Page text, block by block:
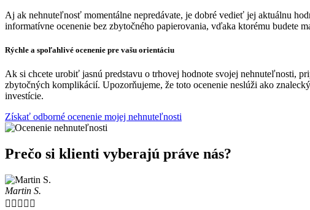
Aj ak nehnuteľnosť momentálne nepredávate, je dobré vedieť jej aktuálnu
informatívne ocenenie bez zbytočného papierovania, vďaka ktorému budete
Rýchle a spoľahlivé ocenenie pre vašu orientáciu
Ak si chcete urobiť jasnú predstavu o trhovej hodnote svojej nehnuteľnosti,
zbytočných komplikácií. Upozorňujeme, že toto ocenenie neslúži ako
investície.
Získať odborné ocenenie mojej nehnuteľnosti
Prečo si klienti vyberajú práve nás?
Martin S.
    